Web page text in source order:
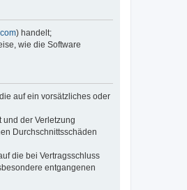
) handelt;
wie die Software
auf ein vorsätzliches oder
der Verletzung
Durchschnittsschäden
die bei Vertragsschluss
entgangenen